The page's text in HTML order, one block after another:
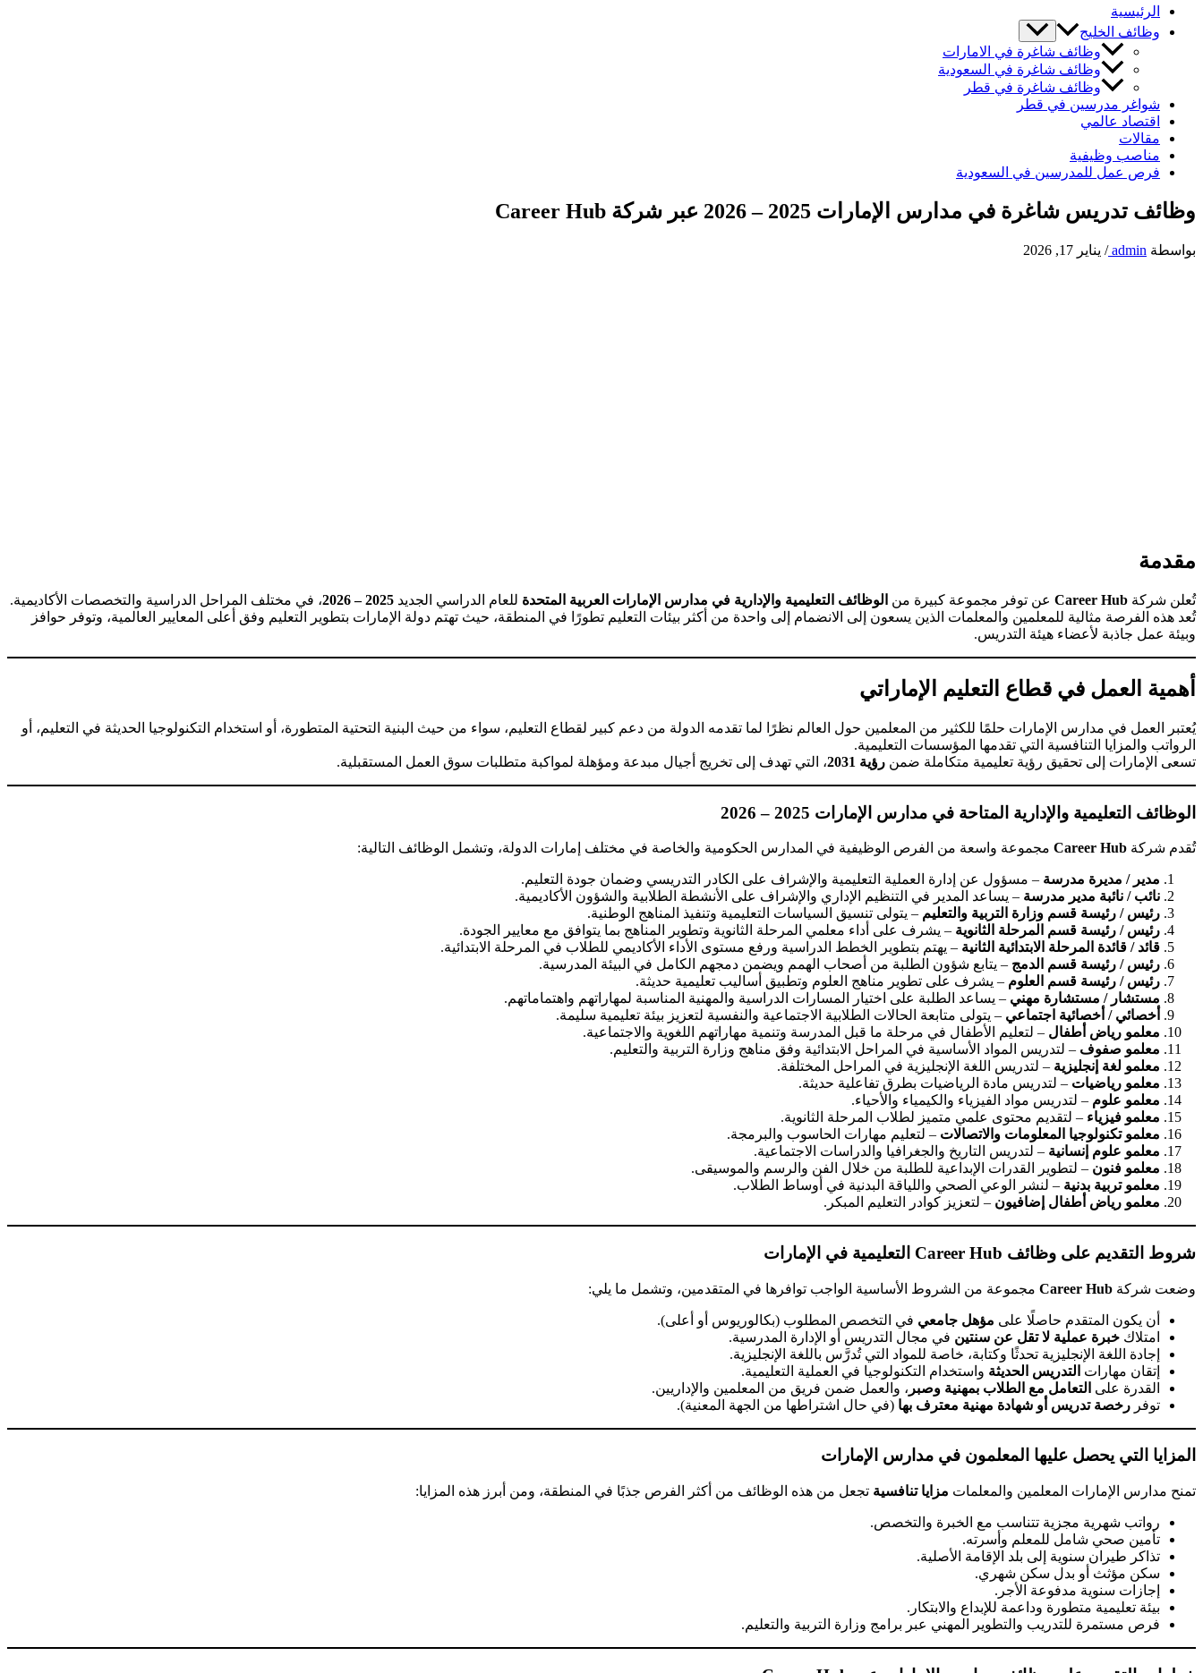
الرئيسية
وظائف الخليج
وظائف شاغرة في الامارات
وظائف شاغرة في السعودية
وظائف شاغرة في قطر
شواغر مدرسين في قطر
اقتصاد عالمي
مقالات
مناصب وظيفية
فرص عمل للمدرسين في السعودية
وظائف تدريس شاغرة في مدارس الإمارات 2025 – 2026 عبر شركة Career Hub
بواسطة admin
/ يناير 17, 2026
مقدمة
تُعلن شركة Career Hub عن توفر مجموعة كبيرة من الوظائف التعليمية والإدارية في مدارس الإمارات العربية المتحدة للعام الدراسي الجديد 2025 – 2026
، في مختلف المراحل الدراسية والتخصصات الأكاديمية.
تُعد هذه الفرصة مثالية للمعلمين والمعلمات الذين يسعون إلى الانضمام إلى واحدة من أكثر بيئات التعليم تطورًا في المنطقة، حيث تهتم دولة الإمارات بتطوير التعليم وفق أعلى المعايير العالمية، وتوفر حوافز
وبيئة عمل جاذبة لأعضاء هيئة التدريس.
أهمية العمل في قطاع التعليم الإماراتي
يُعتبر العمل في مدارس الإمارات حلمًا للكثير من المعلمين حول العالم نظرًا لما تقدمه الدولة من دعم كبير لقطاع التعليم، سواء من حيث البنية التحتية المتطورة، أو استخدام التكنولوجيا الحديثة في التعليم، أو
الرواتب والمزايا التنافسية التي تقدمها المؤسسات التعليمية.
تسعى الإمارات إلى تحقيق رؤية تعليمية متكاملة ضمن رؤية 2031 ، التي تهدف إلى تخريج أجيال مبدعة ومؤهلة لمواكبة متطلبات سوق العمل المستقبلية.
الوظائف التعليمية والإدارية المتاحة في مدارس الإمارات 2025 – 2026
تُقدم شركة Career Hub مجموعة واسعة من الفرص الوظيفية في المدارس الحكومية والخاصة في مختلف إمارات الدولة، وتشمل الوظائف التالية:
مدير / مديرة مدرسة – مسؤول عن إدارة العملية التعليمية والإشراف على الكادر التدريسي وضمان جودة التعليم.
نائب / نائبة مدير مدرسة – يساعد المدير في التنظيم الإداري والإشراف على الأنشطة الطلابية والشؤون الأكاديمية.
رئيس / رئيسة قسم وزارة التربية والتعليم – يتولى تنسيق السياسات التعليمية وتنفيذ المناهج الوطنية.
رئيس / رئيسة قسم المرحلة الثانوية – يشرف على أداء معلمي المرحلة الثانوية وتطوير المناهج بما يتوافق مع معايير الجودة.
قائد / قائدة المرحلة الابتدائية الثانية – يهتم بتطوير الخطط الدراسية ورفع مستوى الأداء الأكاديمي للطلاب في المرحلة الابتدائية.
رئيس / رئيسة قسم الدمج – يتابع شؤون الطلبة من أصحاب الهمم ويضمن دمجهم الكامل في البيئة المدرسية.
رئيس / رئيسة قسم العلوم – يشرف على تطوير مناهج العلوم وتطبيق أساليب تعليمية حديثة.
مستشار / مستشارة مهني – يساعد الطلبة على اختيار المسارات الدراسية والمهنية المناسبة لمهاراتهم واهتماماتهم.
أخصائي / أخصائية اجتماعي – يتولى متابعة الحالات الطلابية الاجتماعية والنفسية لتعزيز بيئة تعليمية سليمة.
معلمو رياض أطفال – لتعليم الأطفال في مرحلة ما قبل المدرسة وتنمية مهاراتهم اللغوية والاجتماعية.
معلمو صفوف – لتدريس المواد الأساسية في المراحل الابتدائية وفق مناهج وزارة التربية والتعليم.
معلمو لغة إنجليزية – لتدريس اللغة الإنجليزية في المراحل المختلفة.
معلمو رياضيات – لتدريس مادة الرياضيات بطرق تفاعلية حديثة.
معلمو علوم – لتدريس مواد الفيزياء والكيمياء والأحياء.
معلمو فيزياء – لتقديم محتوى علمي متميز لطلاب المرحلة الثانوية.
معلمو تكنولوجيا المعلومات والاتصالات – لتعليم مهارات الحاسوب والبرمجة.
معلمو علوم إنسانية – لتدريس التاريخ والجغرافيا والدراسات الاجتماعية.
معلمو فنون – لتطوير القدرات الإبداعية للطلبة من خلال الفن والرسم والموسيقى.
معلمو تربية بدنية – لنشر الوعي الصحي واللياقة البدنية في أوساط الطلاب.
معلمو رياض أطفال إضافيون – لتعزيز كوادر التعليم المبكر.
شروط التقديم على وظائف Career Hub التعليمية في الإمارات
وضعت شركة Career Hub مجموعة من الشروط الأساسية الواجب توافرها في المتقدمين، وتشمل ما يلي:
أن يكون المتقدم حاصلًا على مؤهل جامعي في التخصص المطلوب (بكالوريوس أو أعلى).
امتلاك خبرة عملية لا تقل عن سنتين في مجال التدريس أو الإدارة المدرسية.
إجادة اللغة الإنجليزية تحدثًا وكتابة، خاصة للمواد التي تُدرَّس باللغة الإنجليزية.
إتقان مهارات التدريس الحديثة واستخدام التكنولوجيا في العملية التعليمية.
القدرة على التعامل مع الطلاب بمهنية وصبر ، والعمل ضمن فريق من المعلمين والإداريين.
توفر رخصة تدريس أو شهادة مهنية معترف بها (في حال اشتراطها من الجهة المعنية).
المزايا التي يحصل عليها المعلمون في مدارس الإمارات
تمنح مدارس الإمارات المعلمين والمعلمات مزايا تنافسية تجعل من هذه الوظائف من أكثر الفرص جذبًا في المنطقة، ومن أبرز هذه المزايا:
رواتب شهرية مجزية تتناسب مع الخبرة والتخصص.
تأمين صحي شامل للمعلم وأسرته.
تذاكر طيران سنوية إلى بلد الإقامة الأصلية.
سكن مؤثث أو بدل سكن شهري.
إجازات سنوية مدفوعة الأجر.
بيئة تعليمية متطورة وداعمة للإبداع والابتكار.
فرص مستمرة للتدريب والتطوير المهني عبر برامج وزارة التربية والتعليم.